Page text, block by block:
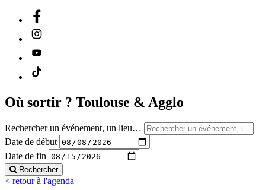
Où sortir ? Toulouse & Agglo
Rechercher un événement, un lieu…
Date de début
Date de fin
Rechercher
< retour à l'agenda